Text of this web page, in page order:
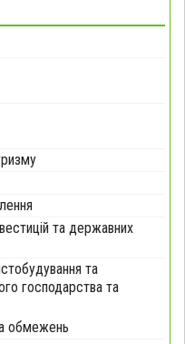
та державних
та
господарства та
обмежень